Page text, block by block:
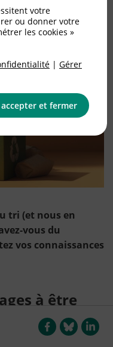
01/2025)
tri (et nous en
vous du
vos connaissances
à être
votre
ou donner votre
les cookies »
| Gérer
et fermer